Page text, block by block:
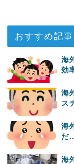
おすすめ記事
海
効
海
ス
海
だ
海